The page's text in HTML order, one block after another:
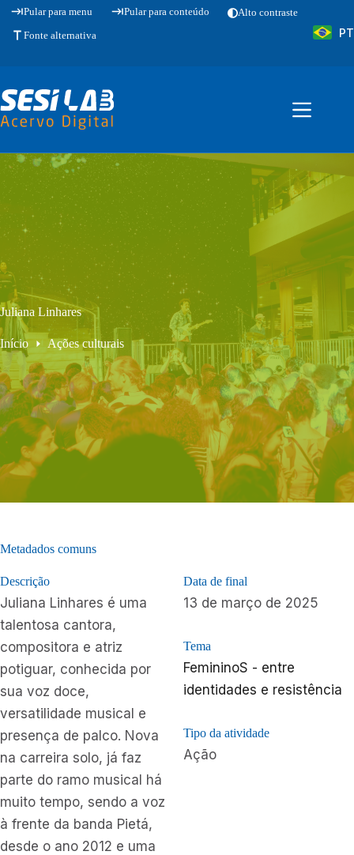
PularPular para menu Pular para conteúdo
Alto contraste
Fonte alternativa
PT
Juliana Linhares
Início Ações culturais
Metadados comuns
Descrição
Juliana Linhares é uma
talentosa cantora,
compositora e atriz
potiguar, conhecida por
sua voz doce,
versatilidade musical e
presença de palco. Nova
na carreira solo, já faz
parte do ramo musical há
muito tempo, sendo a voz
à frente da banda Pietá,
desde o ano 2012 e uma
Data de final
13 de março de 2025
Tema
FemininoS - entre
identidades e resistência
Tipo da atividade
Ação